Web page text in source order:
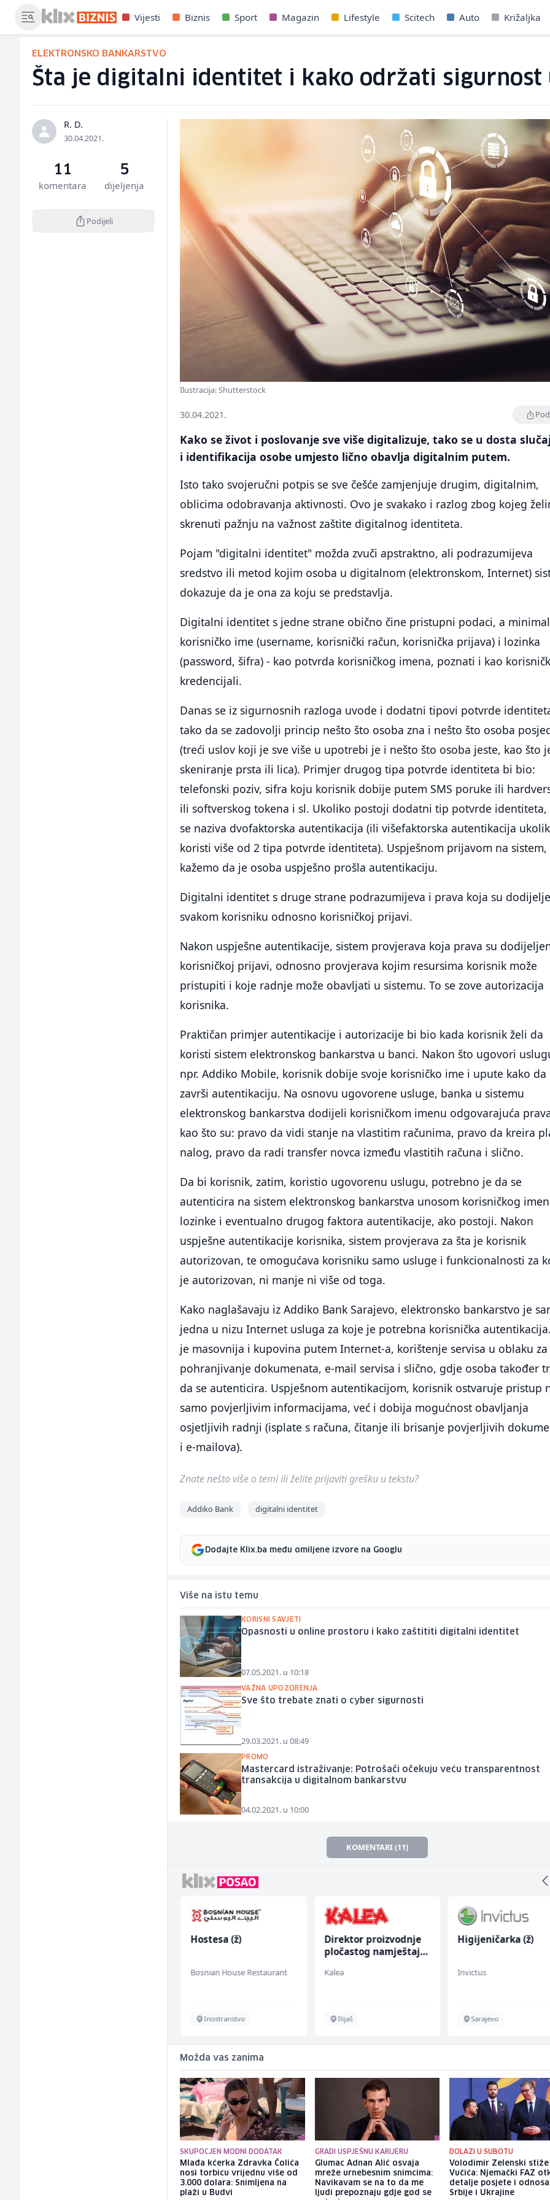
Vijesti Biznis Sport Magazin Lifestyle Scitech Auto Križaljka
ELEKTRONSKO BANKARSTVO
Šta je digitalni identitet i kako održati sigurnost
R. D.
30.04.2021.
11
komentara
5
dijeljenja
Podijeli
Ilustracija: Shutterstock
30.04.2021.
Kako se život i poslovanje sve više digitalizuje, tako se u dosta
i identifikacija osobe umjesto lično obavlja digitalnim putem.
Isto tako svojeručni potpis se sve češće zamjenjuje drugim, digitalnim,
oblicima odobravanja aktivnosti. Ovo je svakako i razlog zbog kojeg
skrenuti pažnju na važnost zaštite digitalnog identiteta.
Pojam "digitalni identitet" možda zvuči apstraktno, ali podrazumijeva
sredstvo ili metod kojim osoba u digitalnom (elektronskom, Internet)
dokazuje da je ona za koju se predstavlja.
Digitalni identitet s jedne strane obično čine pristupni podaci, a
korisničko ime (username, korisnički račun, korisnička prijava) i lozinka
(password, šifra) - kao potvrda korisničkog imena, poznati i kao
kredencijali.
Danas se iz sigurnosnih razloga uvode i dodatni tipovi potvrde
tako da se zadovolji princip nešto što osoba zna i nešto što osoba
(treći uslov koji je sve više u upotrebi je i nešto što osoba jeste, kao što
skeniranje prsta ili lica). Primjer drugog tipa potvrde identiteta bi bio:
telefonski poziv, sifra koju korisnik dobije putem SMS poruke ili
ili softverskog tokena i sl. Ukoliko postoji dodatni tip potvrde identiteta,
se naziva dvofaktorska autentikacija (ili višefaktorska autentikacija
koristi više od 2 tipa potvrde identiteta). Uspješnom prijavom na sistem,
kažemo da je osoba uspješno prošla autentikaciju.
Digitalni identitet s druge strane podrazumijeva i prava koja su
svakom korisniku odnosno korisničkoj prijavi.
Nakon uspješne autentikacije, sistem provjerava koja prava su
korisničkoj prijavi, odnosno provjerava kojim resursima korisnik može
pristupiti i koje radnje može obavljati u sistemu. To se zove autorizacija
korisnika.
Praktičan primjer autentikacije i autorizacije bi bio kada korisnik želi da
koristi sistem elektronskog bankarstva u banci. Nakon što ugovori
npr. Addiko Mobile, korisnik dobije svoje korisničko ime i upute kako da
završi autentikaciju. Na osnovu ugovorene usluge, banka u sistemu
elektronskog bankarstva dodijeli korisničkom imenu odgovarajuća
kao što su: pravo da vidi stanje na vlastitim računima, pravo da kreira
nalog, pravo da radi transfer novca između vlastitih računa i slično.
Da bi korisnik, zatim, koristio ugovorenu uslugu, potrebno je da se
autenticira na sistem elektronskog bankarstva unosom korisničkog
lozinke i eventualno drugog faktora autentikacije, ako postoji. Nakon
uspješne autentikacije korisnika, sistem provjerava za šta je korisnik
autorizovan, te omogućava korisniku samo usluge i funkcionalnosti za
je autorizovan, ni manje ni više od toga.
Kako naglašavaju iz Addiko Bank Sarajevo, elektronsko bankarstvo je
jedna u nizu Internet usluga za koje je potrebna korisnička
je masovnija i kupovina putem Internet-a, korištenje servisa u oblaku za
pohranjivanje dokumenata, e-mail servisa i slično, gdje osoba također
da se autenticira. Uspješnom autentikacijom, korisnik ostvaruje pristup
samo povjerljivim informacijama, već i dobija mogućnost obavljanja
osjetljivih radnji (isplate s računa, čitanje ili brisanje povjerljivih
i e-mailova).
Znate nešto više o temi ili želite prijaviti grešku u tekstu?
Addiko Bank digitalni identitet
Dodajte Klix.ba među omiljene izvore na Googlu
Više na istu temu
KORISNI SAVJETI
Opasnosti u online prostoru i kako zaštititi digitalni identitet
07.05.2021. u 10:18
VAŽNA UPOZORENJA
Sve što trebate znati o cyber sigurnosti
29.03.2021. u 08:49
PROMO
Mastercard istraživanje: Potrošači očekuju veću transparentnost
transakcija u digitalnom bankarstvu
04.02.2021. u 10:00
KOMENTARI (11)
Hostesa (ž)
Bosnian House Restaurant
Inostranstvo
Direktor proizvodnje
pločastog namještaja
Kalea
Ilijaš
Higijeničarka (ž)
Invictus
Sarajevo
Možda vas zanima
SKUPOCJEN MODNI DODATAK
Mlađa kćerka Zdravka Čolića
nosi torbicu vrijednu više od
3.000 dolara: Snimljena na
plaži u Budvi
GRADI USPJEŠNU KARIJERU
Glumac Adnan Alić osvaja
mreže urnebesnim snimcima:
Navikavam se na to da me
ljudi prepoznaju gdje god se
DOLAZI U SUBOTU
Volodimir Zelenski stiže
Vučića: Njemački FAZ
detalje posjete i odnosa
Srbije i Ukrajine